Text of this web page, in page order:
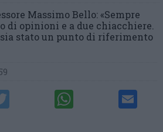
Massimo Bello: «Sempre
di opinioni e a due chiacchiere.
sia stato un punto di riferimento